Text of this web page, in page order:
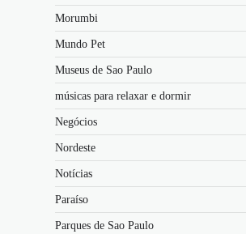
Morumbi
Mundo Pet
Museus de Sao Paulo
músicas para relaxar e dormir
Negócios
Nordeste
Notícias
Paraíso
Parques de Sao Paulo